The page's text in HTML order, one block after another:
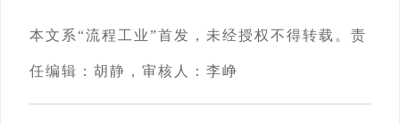
本文系“流程工业”首发，未经授权不得转载。责
任编辑：胡静，审核人：李峥